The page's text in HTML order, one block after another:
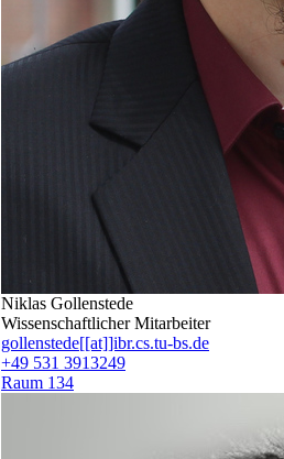
Niklas Gollenstede
Wissenschaftlicher Mitarbeiter
gollenstede[[at]]ibr.cs.tu-bs.de
+49 531 3913249
Raum 134